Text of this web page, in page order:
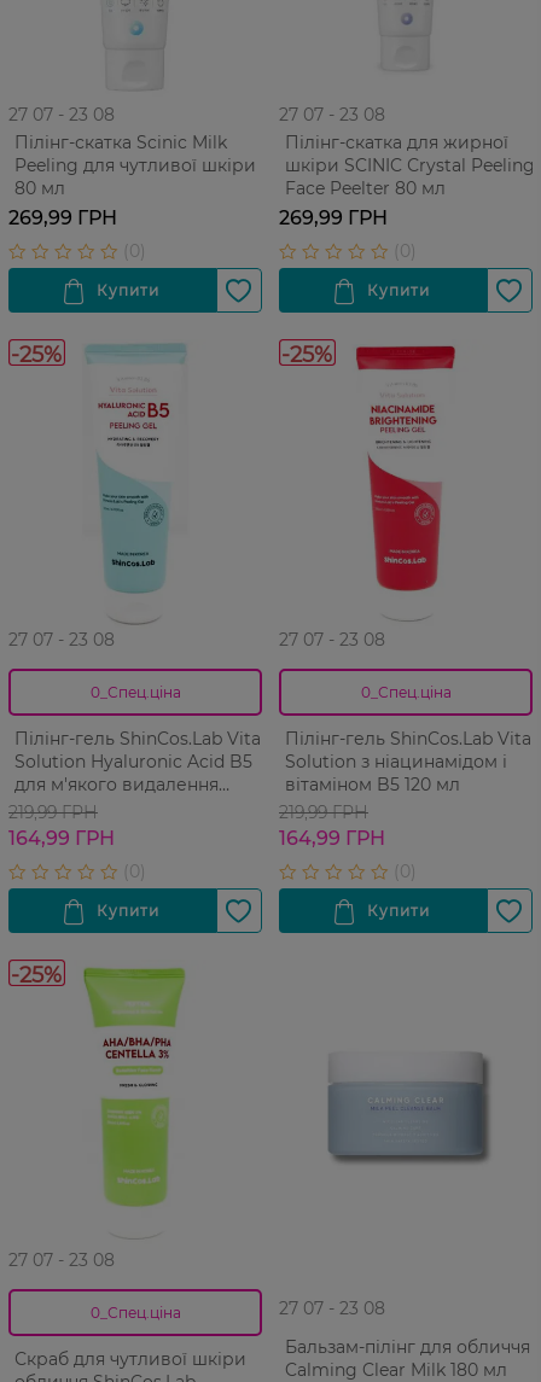
27 07 - 23 08
Пілінг-скатка Scinic Milk
Peeling для чутливої шкіри
80 мл
269,99 ГРН
27 07 - 23 08
Пілінг-скатка для жирної
шкіри SCINIC Сrystal Peeling
Face Peelter 80 мл
269,99 ГРН
-25%
27 07 - 23 08
0_Спец.ціна
Пілінг-гель ShinCos.Lab Vita
Solution Hyaluronic Acid B5
для м'якого видалення
відмерлих клітин шкіри та
очищення пор 120 мл
219,99 ГРН
164,99 ГРН
-25%
27 07 - 23 08
0_Спец.ціна
Пілінг-гель ShinCos.Lab Vita
Solution з ніацинамідом і
вітаміном B5 120 мл
219,99 ГРН
164,99 ГРН
-25%
27 07 - 23 08
0_Спец.ціна
Скраб для чутливої шкіри
27 07 - 23 08
Бальзам-пілінг для обличчя
Calming Clear Milk 180 мл